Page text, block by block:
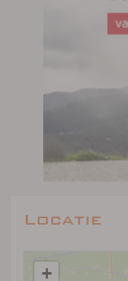
Locatie
+